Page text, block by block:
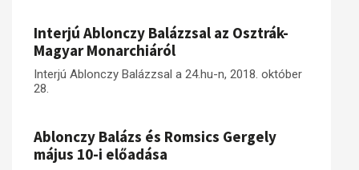
Interjú Ablonczy Balázzsal az Osztrák-
Magyar Monarchiáról
Interjú Ablonczy Balázzsal a 24.hu-n, 2018. október
28.
Ablonczy Balázs és Romsics Gergely
május 10-i előadása